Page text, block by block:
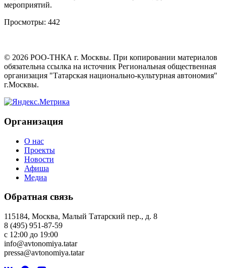
мероприятий.
Просмотры: 442
© 2026 РОО-ТНКА г. Москвы. При копировании материалов
обязательна ссылка на источник Региональная общественная
организация "Татарская национально-культурная автономия"
г.Москвы.
Организация
О нас
Проекты
Новости
Афиша
Медиа
Обратная связь
115184, Москва, Малый Татарский пер., д. 8
8 (495) 951-87-59
с 12:00 до 19:00
info@avtonomiya.tatar
pressa@avtonomiya.tatar